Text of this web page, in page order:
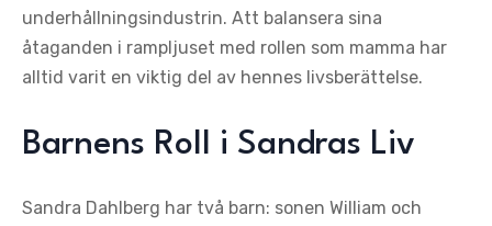
underhållningsindustrin. Att balansera sina
åtaganden i rampljuset med rollen som mamma har
alltid varit en viktig del av hennes livsberättelse.
Barnens Roll i Sandras Liv
Sandra Dahlberg har två barn: sonen William och